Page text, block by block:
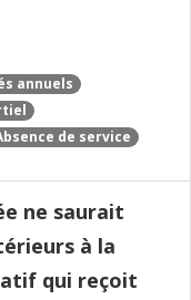
annuels
de service
ne saurait
à la
qui reçoit